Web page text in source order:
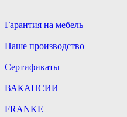
Гарантия на мебель
Наше производство
Сертификаты
ВАКАНСИИ
FRANKE